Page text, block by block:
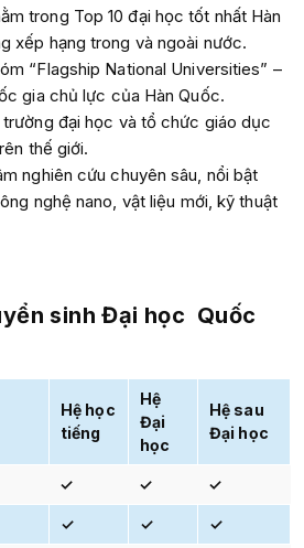
trong Top 10 đại học tốt nhất Hàn
xếp hạng trong và ngoài nước.
“Flagship National Universities” –
gia chủ lực của Hàn Quốc.
đại học và tổ chức giáo dục
thế giới.
nghiên cứu chuyên sâu, nổi bật
nghệ nano, vật liệu mới, kỹ thuật
sinh Đại học Quốc
Hệ học
tiếng
Hệ
Đại
học
Hệ sau
Đại học
✓ ✓ ✓
✓ ✓ ✓